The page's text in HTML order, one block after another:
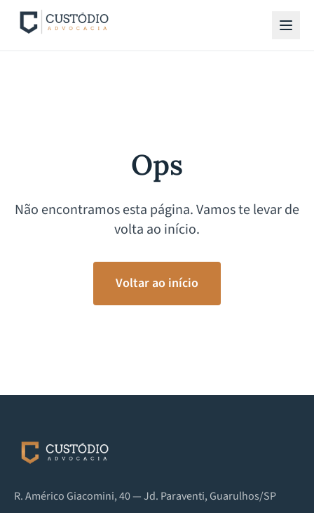
Ops
Não encontramos esta página. Vamos te levar de
volta ao início.
Voltar ao início
R. Américo Giacomini, 40 — Jd. Paraventi, Guarulhos/SP